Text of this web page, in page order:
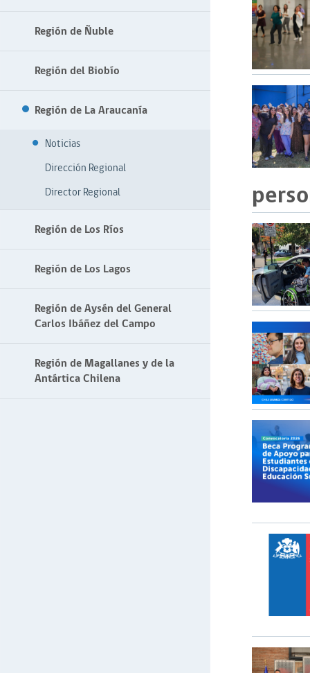
Región de Ñuble
Región del Biobío
Región de La Araucanía
Noticias
Dirección Regional
Director Regional
Región de Los Ríos
Región de Los Lagos
Región de Aysén del General
Carlos Ibáñez del Campo
Región de Magallanes y de la
Antártica Chilena